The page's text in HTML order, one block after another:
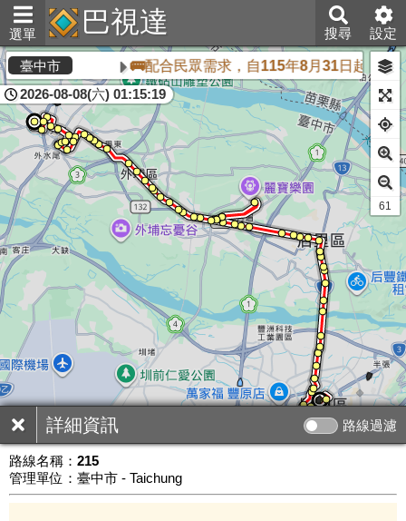
選單 巴視達 搜尋 設定
詳細資訊 路線過濾
路線名稱： 215
管理單位：臺中市 - Taichung
臺中市 🚌配合民眾需求，自115年8月31日起，中
2026-08-08(六) 01:15:19
60